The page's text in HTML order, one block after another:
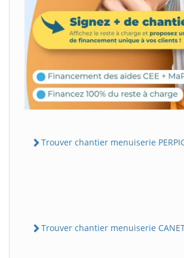
Trouver chantier menuiserie
Trouver chantier menuiserie